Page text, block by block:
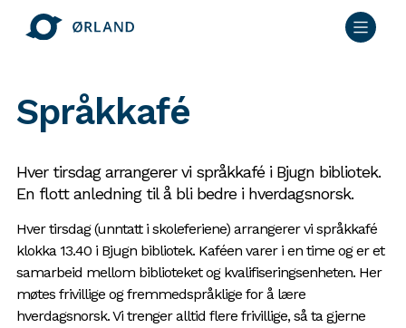
Språkkafé
Hver tirsdag arrangerer vi språkkafé i Bjugn bibliotek.
En flott anledning til å bli bedre i hverdagsnorsk.
Hver tirsdag (unntatt i skoleferiene) arrangerer vi språkkafé
klokka 13.40 i Bjugn bibliotek. Kaféen varer i en time og er et
samarbeid mellom biblioteket og kvalifiseringsenheten. Her
møtes frivillige og fremmedspråklige for å lære
hverdagsnorsk. Vi trenger alltid flere frivillige, så ta gjerne